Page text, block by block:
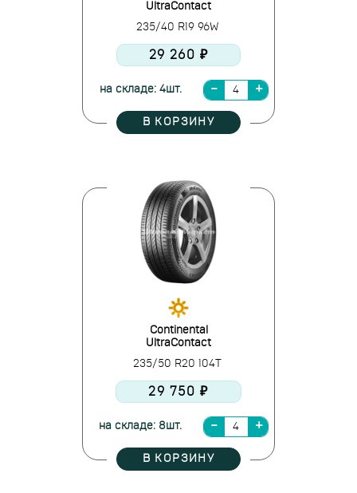
UltraContact
235/40 R19 96W
29 260 ₽
на складе: 4шт.
В КОРЗИНУ
Continental
UltraContact
235/50 R20 104T
29 750 ₽
на складе: 8шт.
В КОРЗИНУ